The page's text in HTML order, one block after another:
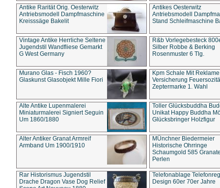
Antike Rarität Orig. Oesterwitz
Antriebsmodell Dampfmaschine
Kreisssäge Bakelit
Antikes Oesterwitz
Antriebsmodell
Stand Schleifmaschine
Vintage Antike Herrliche Seltene
Jugendstil Wandfliese Gemarkt
G West Germany
R&b Vorlegebesteck
Silber Robbe & Berking
Rosenmuster 6 Tlg.
Murano Glas - Fisch 1960?
Glaskunst Glasobjekt Mille Fiori
Kpm Schale Mit Reklame
Versicherung
Zeptermarke 1. Wahl
Alte Antike Lupenmalerei
Miniaturmalerei Signiert Seguin
Um 1860/1880
Toller Glücksbuddha
Unikat Happy Buddha
Glücksbringer Holzfigur
Alter Antiker Granat Armreif
Armband Um 1900/1910
MÜnchner Biedermeier
Historische Ohrringe
Schaumgold 585
Perlen
Rar Historismus Jugendstil
Drache Dragon Vase Dog Relief
Telefonablage
Design 60er 70er Jahre